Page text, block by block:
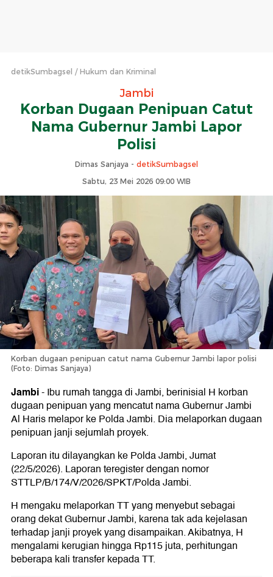
detikSumbagsel Hukum dan Kriminal
Jambi
Korban Dugaan Penipuan Catut
Nama Gubernur Jambi Lapor
Polisi
Dimas Sanjaya - detikSumbagsel
Sabtu, 23 Mei 2026 09:00 WIB
Korban dugaan penipuan catut nama Gubernur Jambi lapor polisi
(Foto: Dimas Sanjaya)
Jambi-Ibu rumah tangga di Jambi, berinisial H korban
dugaan penipuan yang mencatut nama Gubernur Jambi
Al Haris melapor ke Polda Jambi. Dia melaporkan dugaan
penipuan janji sejumlah proyek.
Laporan itu dilayangkan ke Polda Jambi, Jumat
(22/5/2026). Laporan teregister dengan nomor
STTLP/B/174/V/2026/SPKT/Polda Jambi.
H mengaku melaporkan TT yang menyebut sebagai
orang dekat Gubernur Jambi, karena tak ada kejelasan
terhadap janji proyek yang disampaikan. Akibatnya, H
mengalami kerugian hingga Rp115 juta, perhitungan
beberapa kali transfer kepada TT.